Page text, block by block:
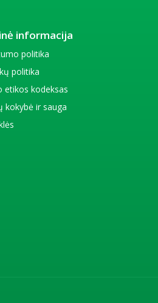
informacija
politika
politika
etikos kodeksas
kokybė ir sauga